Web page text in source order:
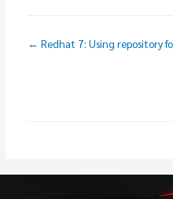
← Redhat 7: Using repository